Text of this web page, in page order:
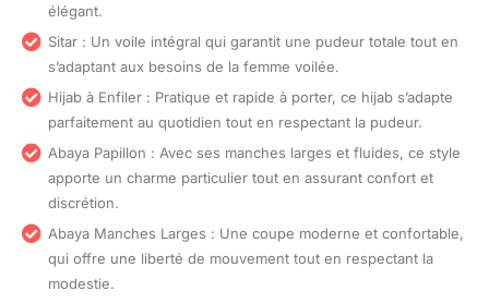
élégant.
Sitar : Un voile intégral qui garantit une pudeur totale tout en
s’adaptant aux besoins de la femme voilée.
Hijab à Enfiler : Pratique et rapide à porter, ce hijab s’adapte
parfaitement au quotidien tout en respectant la pudeur.
Abaya Papillon : Avec ses manches larges et fluides, ce style
apporte un charme particulier tout en assurant confort et
discrétion.
Abaya Manches Larges : Une coupe moderne et confortable,
qui offre une liberté de mouvement tout en respectant la
modestie.